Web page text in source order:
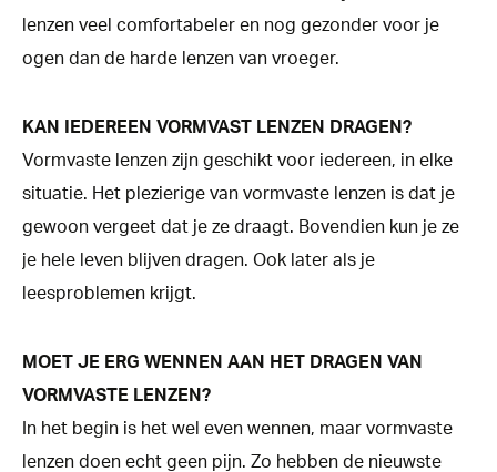
lenzen veel comfortabeler en nog gezonder voor je
ogen dan de harde lenzen van vroeger.
KAN IEDEREEN VORMVAST LENZEN DRAGEN?
Vormvaste lenzen zijn geschikt voor iedereen, in elke
situatie. Het plezierige van vormvaste lenzen is dat je
gewoon vergeet dat je ze draagt. Bovendien kun je ze
je hele leven blijven dragen. Ook later als je
leesproblemen krijgt.
MOET JE ERG WENNEN AAN HET DRAGEN VAN
VORMVASTE LENZEN?
In het begin is het wel even wennen, maar vormvaste
lenzen doen echt geen pijn. Zo hebben de nieuwste